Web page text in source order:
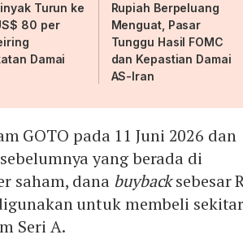
Turun ke
80 per
Damai
Rupiah Berpeluang
Menguat, Pasar
Tunggu Hasil FOMC
dan Kepastian Damai
AS-Iran
GOTO pada 11 Juni 2026 dan
yang berada di
saham, dana buybacksebesar
untuk membeli sekitar
Seri A.